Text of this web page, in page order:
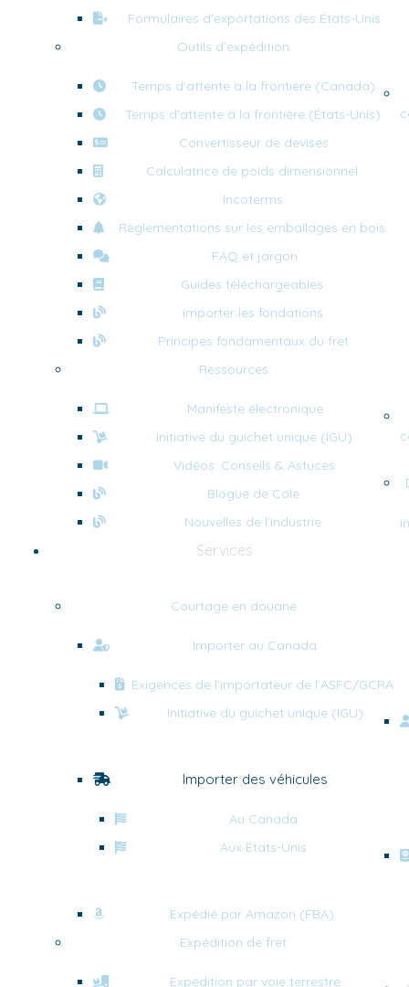
Formulaires d’exportations des États-Unis
Outils d’expédition
Temps d’attente à la frontière (Canada)
Temps d’attente à la frontière (États-Unis)
Convertisseur de devises
Calculatrice de poids dimensionnel
Incoterms
Règlementations sur les emballages en bois
FAQ et jargon
Guides téléchargeables
Importer les fondations
Principes fondamentaux du fret
Ressources
Manifeste électronique
Initiative du guichet unique (IGU)
Vidéos: Conseils & Astuces
Blogue de Cole
Nouvelles de l’industrie
Services
Courtage en douane
Importer au Canada
Exigences de l’importateur de l’ASFC/GCRA
Initiative du guichet unique (IGU)
Importer des véhicules
Au Canada
Aux États-Unis
Expédié par Amazon (FBA)
Expédition de fret
Expédition par voie terrestre